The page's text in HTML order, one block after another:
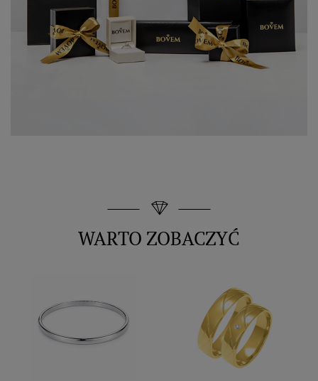
WARTO ZOBACZYĆ